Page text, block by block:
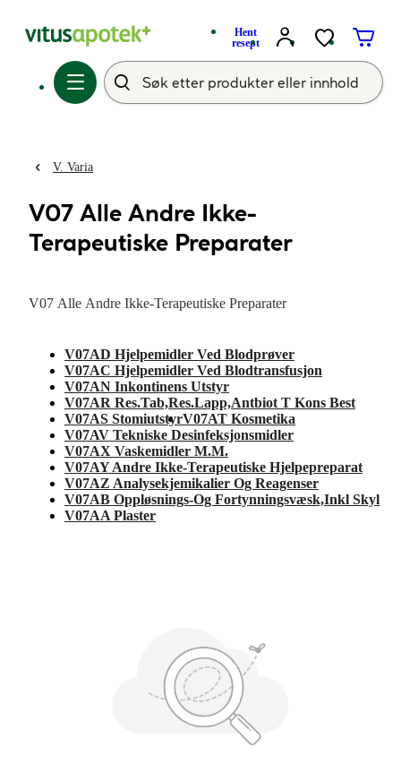
Hent
resept
V. Varia
V07 Alle Andre Ikke-
Terapeutiske Preparater
V07 Alle Andre Ikke-Terapeutiske Preparater
V07AD Hjelpemidler Ved Blodprøver
V07AC Hjelpemidler Ved Blodtransfusjon
V07AN Inkontinens Utstyr
V07AR Res.Tab,Res.Lapp,Antbiot T Kons Best
V07AS StomiutstyrV07AT Kosmetika
V07AV Tekniske Desinfeksjonsmidler
V07AX Vaskemidler M.M.
V07AY Andre Ikke-Terapeutiske Hjelpepreparat
V07AZ Analysekjemikalier Og Reagenser
V07AB Oppløsnings-Og Fortynningsvæsk,Inkl Skyl
V07AA Plaster